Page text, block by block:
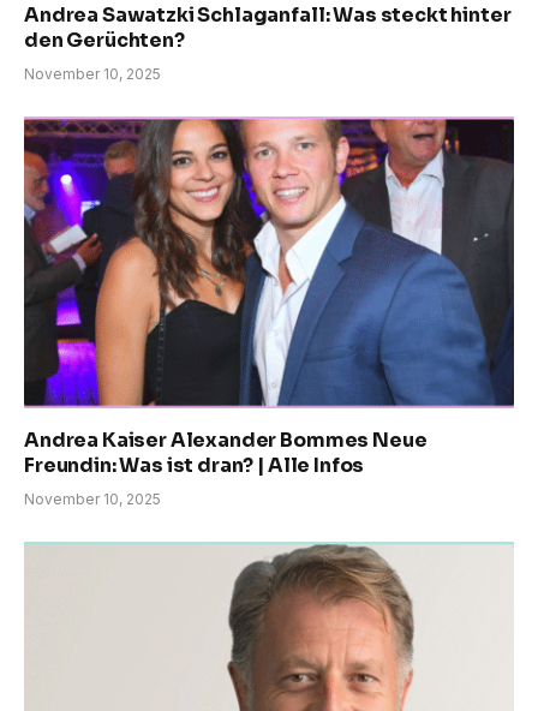
Andrea Sawatzki Schlaganfall: Was steckt hinter
den Gerüchten?
November 10, 2025
Andrea Kaiser Alexander Bommes Neue
Freundin: Was ist dran? | Alle Infos
November 10, 2025